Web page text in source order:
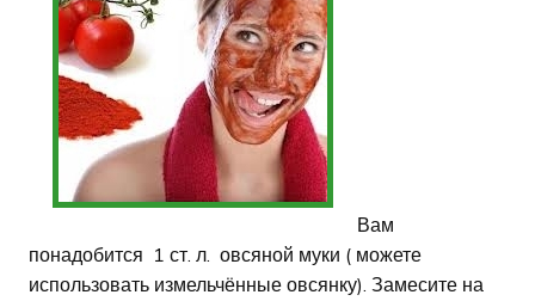
Вам
понадобится 1 ст. л. овсяной муки ( можете
использовать измельчённые овсянку). Замесите на